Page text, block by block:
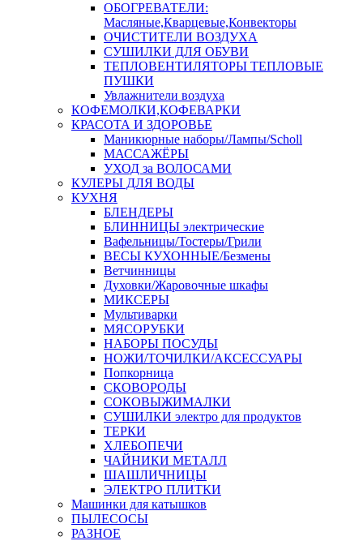
ОБОГРЕВАТЕЛИ:
Масляные,Кварцевые,Конвекторы
ОЧИСТИТЕЛИ ВОЗДУХА
СУШИЛКИ ДЛЯ ОБУВИ
ТЕПЛОВЕНТИЛЯТОРЫ ТЕПЛОВЫЕ
ПУШКИ
Увлажнители воздуха
КОФЕМОЛКИ,КОФЕВАРКИ
КРАСОТА И ЗДОРОВЬЕ
Маникюрные наборы/Лампы/Scholl
МАССАЖЁРЫ
УХОД за ВОЛОСАМИ
КУЛЕРЫ ДЛЯ ВОДЫ
КУХНЯ
БЛЕНДЕРЫ
БЛИННИЦЫ электрические
Вафельницы/Тостеры/Грили
ВЕСЫ КУХОННЫЕ/Безмены
Ветчинницы
Духовки/Жаровочные шкафы
МИКСЕРЫ
Мультиварки
МЯСОРУБКИ
НАБОРЫ ПОСУДЫ
НОЖИ/ТОЧИЛКИ/АКСЕССУАРЫ
Попкорница
СКОВОРОДЫ
СОКОВЫЖИМАЛКИ
СУШИЛКИ электро для продуктов
ТЕРКИ
ХЛЕБОПЕЧИ
ЧАЙНИКИ МЕТАЛЛ
ШАШЛИЧНИЦЫ
ЭЛЕКТРО ПЛИТКИ
Машинки для катышков
ПЫЛЕСОСЫ
РАЗНОЕ